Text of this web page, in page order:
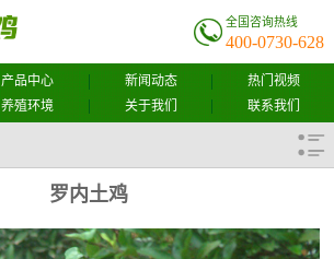
全国咨询热线
400-0730-628
产品中心
养殖环境
新闻动态
关于我们
热门视频
联系我们
罗内土鸡